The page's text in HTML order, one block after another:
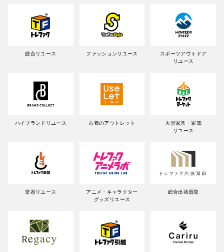
総合リユース ファッションリユース
スポーツアウトドア
リユース
ハイブランドリユース 古着のアウトレット
大型家具・家電
リユース
楽器リユース
アニメ・キャラクター
グッズリユース
総合出張買取